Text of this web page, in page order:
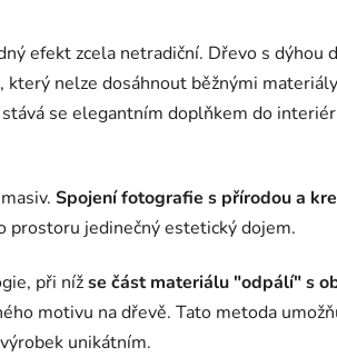
efekt zcela netradiční. Dřevo s dýhou
nelze dosáhnout běžnými
se elegantním doplňkem do
Spojení fotografie s přírodou a
jedinečný estetický dojem.
při nížse část materiálu "odpálí" s
motivu na dřevě. Tato metoda
unikátním.